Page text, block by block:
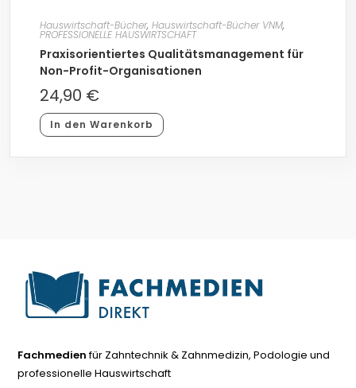
Hauswirtschaft-Bücher, Hauswirtschaft-Bücher VNM,
PROFESSIONELLE HAUSWIRTSCHAFT
Praxisorientiertes Qualitätsmanagement für
Non-Profit-Organisationen
24,90 €
In den Warenkorb
Fachmedienfür Zahntechnik & Zahnmedizin, Podologie und
professionelle Hauswirtschaft